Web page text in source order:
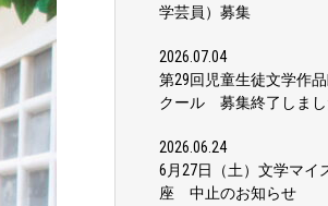
学芸員）募集
2026.07.04
第29回児童生徒文学作
クール 募集終了しまし
2026.06.24
6月27日（土）文学マイ
座 中止のお知らせ